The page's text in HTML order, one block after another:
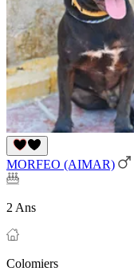
MORFEO (AIMAR)
2 Ans
Colomiers